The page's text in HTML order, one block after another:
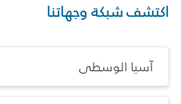
اكتشف شبكة وجهاتنا
آسيا الوسطى